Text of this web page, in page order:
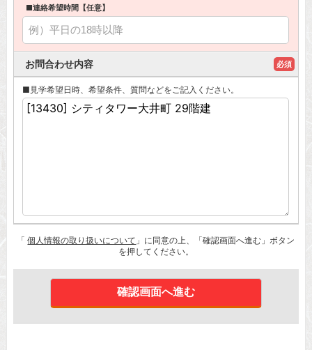
■連絡希望時間【任意】
お問合わせ内容 必須
■見学希望日時、希望条件、質問などをご記入ください。
「個人情報の取り扱いについて 」に同意の上、「確認画面へ進む」ボタン
を押してください。